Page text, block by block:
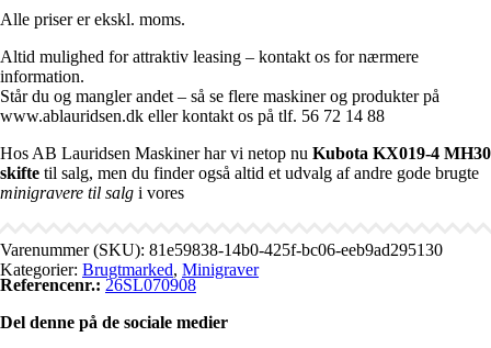
Alle priser er ekskl. moms.
Altid mulighed for attraktiv leasing – kontakt os for nærmere
information.
Står du og mangler andet – så se flere maskiner og produkter på
www.ablauridsen.dk eller kontakt os på tlf. 56 72 14 88
Hos AB Lauridsen Maskiner har vi netop nu Kubota KX019-4 MH30
skifte til salg, men du finder også altid et udvalg af andre gode brugte
minigravere til salg i vores
Varenummer (SKU): 81e59838-14b0-425f-bc06-eeb9ad295130
Kategorier: Brugtmarked, Minigraver
Referencenr.: 26SL070908
Del denne på de sociale medier